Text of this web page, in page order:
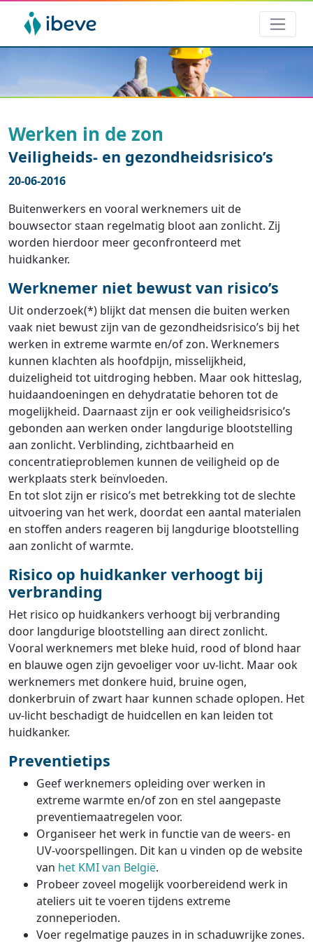
Werken in de zon
Veiligheids- en gezondheidsrisico’s
20-06-2016
Buitenwerkers en vooral werknemers uit de
bouwsector staan regelmatig bloot aan zonlicht. Zij
worden hierdoor meer geconfronteerd met
huidkanker.
Werknemer niet bewust van risico’s
Uit onderzoek(*) blijkt dat mensen die buiten werken
vaak niet bewust zijn van de gezondheidsrisico’s bij het
werken in extreme warmte en/of zon. Werknemers
kunnen klachten als hoofdpijn, misselijkheid,
duizeligheid tot uitdroging hebben. Maar ook hitteslag,
huidaandoeningen en dehydratatie behoren tot de
mogelijkheid. Daarnaast zijn er ook veiligheidsrisico’s
gebonden aan werken onder langdurige blootstelling
aan zonlicht. Verblinding, zichtbaarheid en
concentratieproblemen kunnen de veiligheid op de
werkplaats sterk beïnvloeden.
En tot slot zijn er risico’s met betrekking tot de slechte
uitvoering van het werk, doordat een aantal materialen
en stoffen anders reageren bij langdurige blootstelling
aan zonlicht of warmte.
Risico op huidkanker verhoogt bij
verbranding
Het risico op huidkankers verhoogt bij verbranding
door langdurige blootstelling aan direct zonlicht.
Vooral werknemers met bleke huid, rood of blond haar
en blauwe ogen zijn gevoeliger voor uv-licht. Maar ook
werknemers met donkere huid, bruine ogen,
donkerbruin of zwart haar kunnen schade oplopen. Het
uv-licht beschadigt de huidcellen en kan leiden tot
huidkanker.
Preventietips
Geef werknemers opleiding over werken in
extreme warmte en/of zon en stel aangepaste
preventiemaatregelen voor.
Organiseer het werk in functie van de weers- en
UV-voorspellingen. Dit kan u vinden op de website
van het KMI van België.
Probeer zoveel mogelijk voorbereidend werk in
ateliers uit te voeren tijdens extreme
zonneperioden.
Voer regelmatige pauzes in in schaduwrijke zones.